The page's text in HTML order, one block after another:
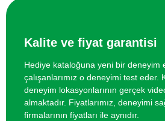
Kalite ve fiyat garantisi
Hediye kataloğuna yeni bir deneyim
çalışanlarımız o deneyimi test eder.
deneyim lokasyonlarının gerçek
almaktadır. Fiyatlarımız, deneyimi
firmalarının fiyatları ile aynıdır.